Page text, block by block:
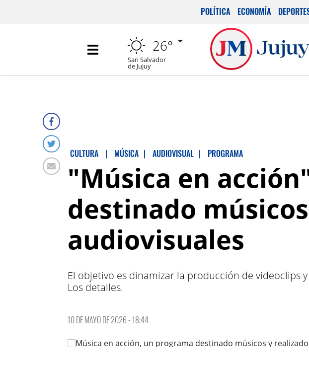
POLÍTICA ECONOMÍA
26°
San Salvador
de Jujuy
CULTURA | MÚSICA | AUDIOVISUAL | PROGRAMA
"Música en
destinado
audiovisuales
El objetivo es dinamizar la producción de videoclips
Los detalles.
10 DE MAYO DE 2026 - 18:44